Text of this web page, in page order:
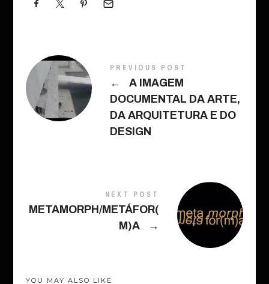
PREVIOUS POST
←
A IMAGEM
DOCUMENTAL DA ARTE,
DA ARQUITETURA E DO
DESIGN
NEXT POST
METAMORPH/METÁFOR(
M)A
→
YOU MAY ALSO LIKE